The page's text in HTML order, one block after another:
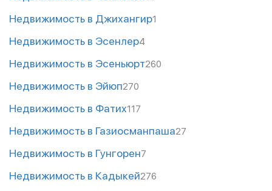
Недвижимость в Джихангир1
Недвижимость в Эсенлер4
Недвижимость в Эсеньюрт260
Недвижимость в Эйюп270
Недвижимость в Фатих117
Недвижимость в Газиосманпаша27
Недвижимость в Гунгорен7
Недвижимость в Кадыкей276